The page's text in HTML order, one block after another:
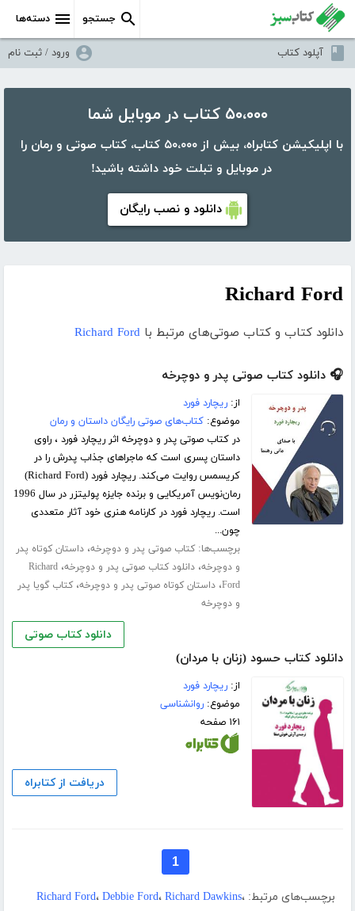
دسته‌ها جستجو
آپلود کتاب ورود / ثبت نام
۵۰،۰۰۰ کتاب در موبایل شما
با اپلیکیشن کتابراه، بیش از ۵۰،۰۰۰ کتاب، کتاب صوتی و رمان را
در موبایل و تبلت خود داشته باشید!
دانلود و نصب رایگان
Richard Ford
دانلود کتاب و کتاب صوتی‌های مرتبط با Richard Ford
🎧 دانلود کتاب صوتی پدر و دوچرخه
از:ریچارد فورد
موضوع:کتاب‌های صوتی رایگان داستان و رمان
در کتاب صوتی پدر و دوچرخه اثر ریچارد فورد ، راوی
داستان پسری است که ماجراهای جذاب پدرش را در
کریسمس روایت می‌کند. ریچارد فورد (Richard Ford)
رمان‌نویس آمریکایی و برنده جایزه پولیتزر در سال 1996
است. ریچارد فورد در کارنامه هنری خود آثار متعددی
چون...
برچسب‌ها:کتاب صوتی پدر و دوچرخه،داستان کوتاه پدر
و دوچرخه،دانلود کتاب صوتی پدر و دوچرخه،Richard
Ford،داستان کوتاه صوتی پدر و دوچرخه،کتاب گویا پدر
و دوچرخه
دانلود کتاب صوتی
دانلود کتاب حسود (زنان با مردان)
از:ریچارد فورد
موضوع:روانشناسی
۱۶۱ صفحه
دریافت از کتابراه
1
برچسب‌های مرتبط: Richard Ford، Debbie Ford، Richard Dawkins،